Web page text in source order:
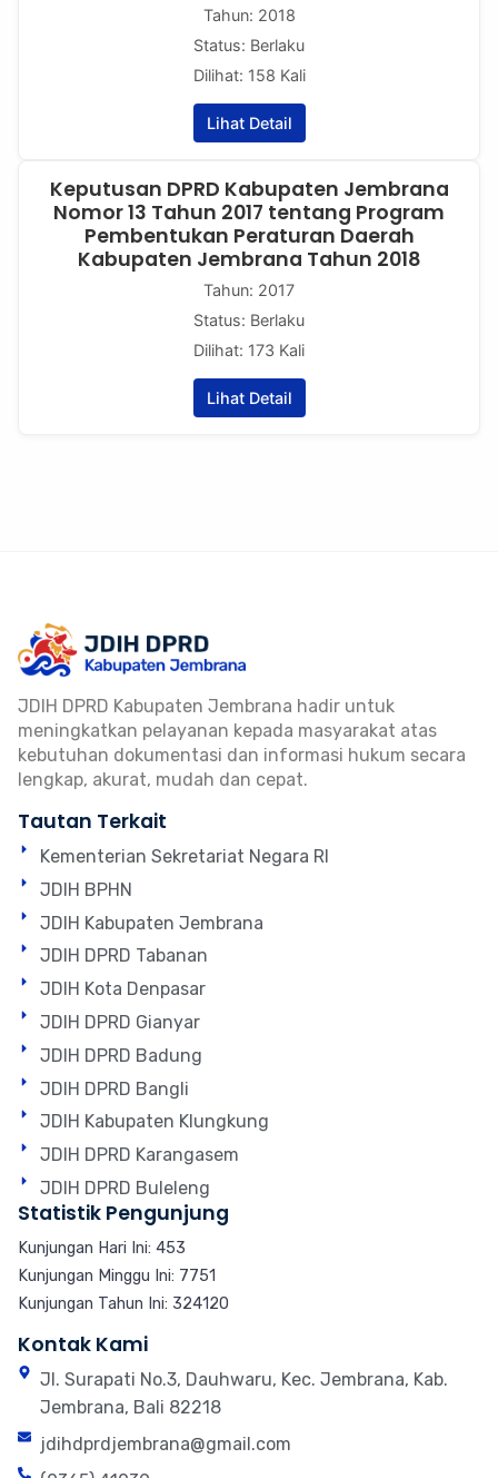
Tahun: 2018
Status: Berlaku
Dilihat: 158 Kali
Lihat Detail
Keputusan DPRD Kabupaten Jembrana
Nomor 13 Tahun 2017 tentang Program
Pembentukan Peraturan Daerah
Kabupaten Jembrana Tahun 2018
Tahun: 2017
Status: Berlaku
Dilihat: 173 Kali
Lihat Detail
JDIH DPRD Kabupaten Jembrana hadir untuk
meningkatkan pelayanan kepada masyarakat atas
kebutuhan dokumentasi dan informasi hukum secara
lengkap, akurat, mudah dan cepat.
Tautan Terkait
Kementerian Sekretariat Negara RI
JDIH BPHN
JDIH Kabupaten Jembrana
JDIH DPRD Tabanan
JDIH Kota Denpasar
JDIH DPRD Gianyar
JDIH DPRD Badung
JDIH DPRD Bangli
JDIH Kabupaten Klungkung
JDIH DPRD Karangasem
JDIH DPRD Buleleng
Statistik Pengunjung
Kunjungan Hari Ini: 453
Kunjungan Minggu Ini: 7751
Kunjungan Tahun Ini: 324120
Kontak Kami
Jl. Surapati No.3, Dauhwaru, Kec. Jembrana, Kab.
Jembrana, Bali 82218
jdihdprdjembrana@gmail.com